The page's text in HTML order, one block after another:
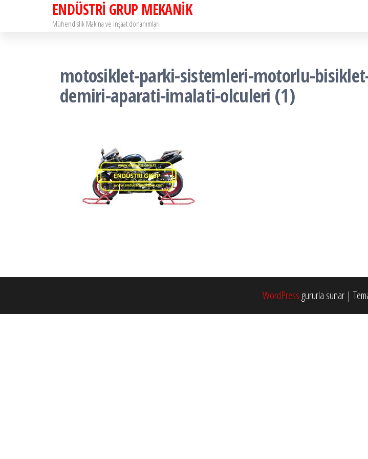
ENDÜSTRİ GRUP MEKANİK
Mühendislik Makina ve inşaat donanımları
motosiklet-parki-sistemleri-motorlu-
demiri-aparati-imalati-olculeri (1)
WordPress gururla sunar |